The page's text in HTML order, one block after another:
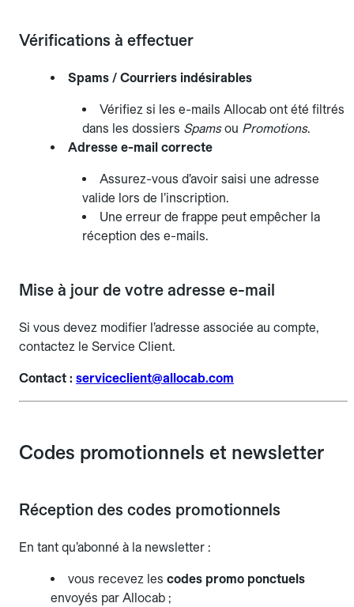
Vérifications à effectuer
Spams / Courriers indésirables
Vérifiez si les e-mails Allocab ont été filtrés
dans les dossiers Spamsou Promotions.
Adresse e-mail correcte
Assurez-vous d’avoir saisi une adresse
valide lors de l’inscription.
Une erreur de frappe peut empêcher la
réception des e-mails.
Mise à jour de votre adresse e-mail
Si vous devez modifier l’adresse associée au compte,
contactez le Service Client.
Contact : serviceclient@allocab.com
Codes promotionnels et newsletter
Réception des codes promotionnels
En tant qu’abonné à la newsletter :
vous recevez les codes promo ponctuels
envoyés par Allocab ;